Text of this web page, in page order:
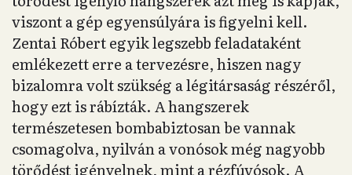
viszont a gép egyensúlyára is figyelni kell.
Zentai Róbert egyik legszebb feladataként
emlékezett erre a tervezésre, hiszen nagy
bizalomra volt szükség a légitársaság részéről,
hogy ezt is rábízták. A hangszerek
természetesen bombabiztosan be vannak
csomagolva, nyilván a vonósok még nagyobb
törődést igényelnek, mint a rézfúvósok. A